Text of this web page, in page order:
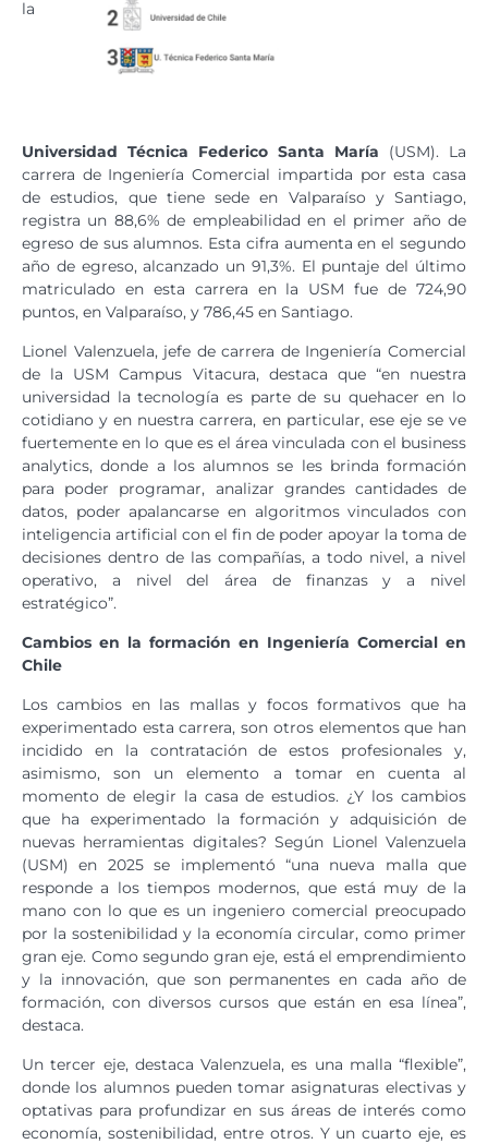
la
Universidad Técnica Federico Santa María (USM). La
carrera de Ingeniería Comercial impartida por esta casa
de estudios, que tiene sede en Valparaíso y Santiago,
registra un 88,6% de empleabilidad en el primer año de
egreso de sus alumnos. Esta cifra aumenta en el segundo
año de egreso, alcanzado un 91,3%. El puntaje del último
matriculado en esta carrera en la USM fue de 724,90
puntos, en Valparaíso, y 786,45 en Santiago.
Lionel Valenzuela, jefe de carrera de Ingeniería Comercial
de la USM Campus Vitacura, destaca que “en nuestra
universidad la tecnología es parte de su quehacer en lo
cotidiano y en nuestra carrera, en particular, ese eje se ve
fuertemente en lo que es el área vinculada con el business
analytics, donde a los alumnos se les brinda formación
para poder programar, analizar grandes cantidades de
datos, poder apalancarse en algoritmos vinculados con
inteligencia artificial con el fin de poder apoyar la toma de
decisiones dentro de las compañías, a todo nivel, a nivel
operativo, a nivel del área de finanzas y a nivel
estratégico”.
Cambios en la formación en Ingeniería Comercial en
Chile
Los cambios en las mallas y focos formativos que ha
experimentado esta carrera, son otros elementos que han
incidido en la contratación de estos profesionales y,
asimismo, son un elemento a tomar en cuenta al
momento de elegir la casa de estudios. ¿Y los cambios
que ha experimentado la formación y adquisición de
nuevas herramientas digitales? Según Lionel Valenzuela
(USM) en 2025 se implementó “una nueva malla que
responde a los tiempos modernos, que está muy de la
mano con lo que es un ingeniero comercial preocupado
por la sostenibilidad y la economía circular, como primer
gran eje. Como segundo gran eje, está el emprendimiento
y la innovación, que son permanentes en cada año de
formación, con diversos cursos que están en esa línea”,
destaca.
Un tercer eje, destaca Valenzuela, es una malla “flexible”,
donde los alumnos pueden tomar asignaturas electivas y
optativas para profundizar en sus áreas de interés como
economía, sostenibilidad, entre otros. Y un cuarto eje, es